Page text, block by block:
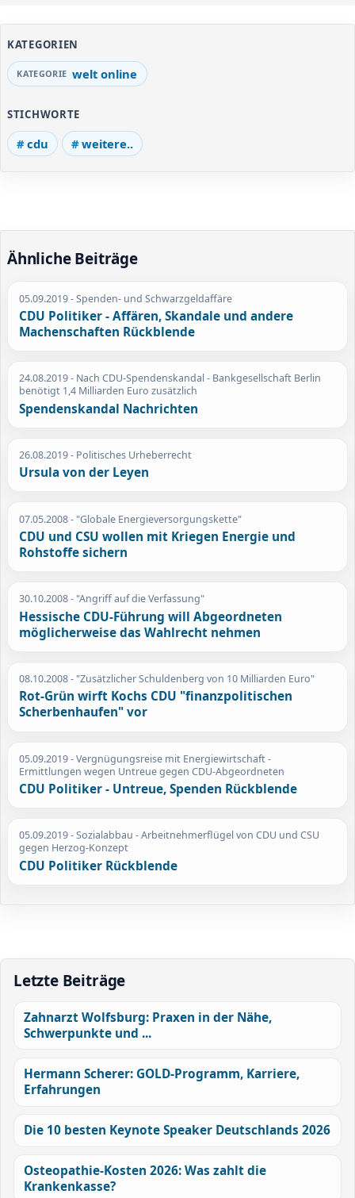
KATEGORIEN
welt online
STICHWORTE
cdu weitere..
Ähnliche Beiträge
05.09.2019- Spenden- und Schwarzgeldaffäre
CDU Politiker - Affären, Skandale und andere
Machenschaften Rückblende
24.08.2019- Nach CDU-Spendenskandal - Bankgesellschaft Berlin
benötigt 1,4 Milliarden Euro zusätzlich
Spendenskandal Nachrichten
26.08.2019- Politisches Urheberrecht
Ursula von der Leyen
07.05.2008- "Globale Energieversorgungskette"
CDU und CSU wollen mit Kriegen Energie und
Rohstoffe sichern
30.10.2008- "Angriff auf die Verfassung"
Hessische CDU-Führung will Abgeordneten
möglicherweise das Wahlrecht nehmen
08.10.2008- "Zusätzlicher Schuldenberg von 10 Milliarden Euro"
Rot-Grün wirft Kochs CDU "finanzpolitischen
Scherbenhaufen" vor
05.09.2019- Vergnügungsreise mit Energiewirtschaft -
Ermittlungen wegen Untreue gegen CDU-Abgeordneten
CDU Politiker - Untreue, Spenden Rückblende
05.09.2019- Sozialabbau - Arbeitnehmerflügel von CDU und CSU
gegen Herzog-Konzept
CDU Politiker Rückblende
Letzte Beiträge
Zahnarzt Wolfsburg: Praxen in der Nähe,
Schwerpunkte und ...
Hermann Scherer: GOLD-Programm, Karriere,
Erfahrungen
Die 10 besten Keynote Speaker Deutschlands 2026
Osteopathie-Kosten 2026: Was zahlt die
Krankenkasse?